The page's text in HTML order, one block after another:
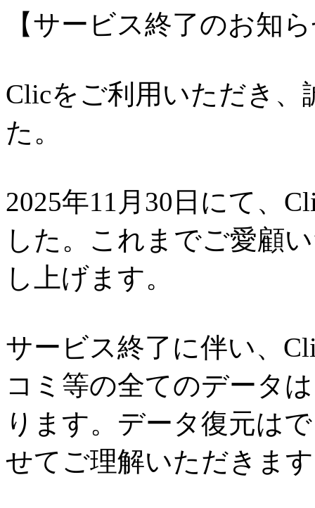
【サービス終了のお知
Clicをご利用いただき
た。
2025年11月30日にて、
した。これまでご愛顧
し上げます。
サービス終了に伴い、
コミ等の全てのデータ
ります。データ復元は
せてご理解いただきま